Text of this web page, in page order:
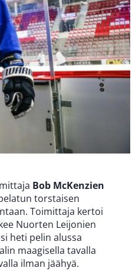
Bob McKenzien
torstaisen
Toimittaja kertoi
Nuorten Leijonien
heti pelin alussa
maagisella tavalla
ilman jäähyä.